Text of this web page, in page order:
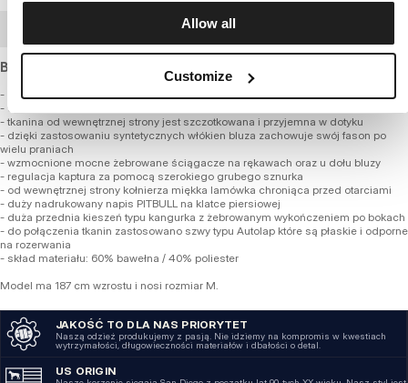
Allow all
Customize
Bluza o standardowym kroju, z grubej miękkiej bawełny.
- klasyczny regularny fason
- wykonana z wysokogatunkowej grubej tkaniny o gramaturze 360 g/m2
- tkanina od wewnętrznej strony jest szczotkowana i przyjemna w dotyku
- dzięki zastosowaniu syntetycznych włókien bluza zachowuje swój fason po
wielu praniach
- wzmocnione mocne żebrowane ściągacze na rękawach oraz u dołu bluzy
- regulacja kaptura za pomocą szerokiego grubego sznurka
- od wewnętrznej strony kołnierza miękka lamówka chroniąca przed otarciami
- duży nadrukowany napis PITBULL na klatce piersiowej
- duża przednia kieszeń typu kangurka z żebrowanym wykończeniem po bokach
- do połączenia tkanin zastosowano szwy typu Autolap które są płaskie i odporne
na rozerwania
- skład materiału: 60% bawełna / 40% poliester
Model ma 187 cm wzrostu i nosi rozmiar M.
JAKOŚĆ TO DLA NAS PRIORYTET
Naszą odzież produkujemy z pasją. Nie idziemy na kompromis w kwestiach
wytrzymałości, długowieczności materiałów i dbałości o detal.
US ORIGIN